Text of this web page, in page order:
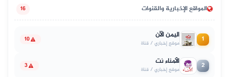
المواقع الإخبارية والقنوات 16
1 اليمن الآن
موقع إخباري / قناة 10
2 الأمناء نت
موقع إخباري / قناة 3